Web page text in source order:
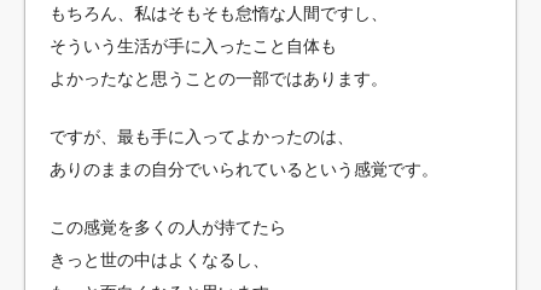
もちろん、私はそもそも怠惰な人間ですし、
そういう生活が手に入ったこと自体も
よかったなと思うことの一部ではあります。
ですが、最も手に入ってよかったのは、
ありのままの自分でいられているという感覚です。
この感覚を多くの人が持てたら
きっと世の中はよくなるし、